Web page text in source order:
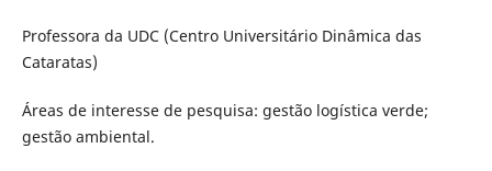
Professora da UDC (Centro Universitário Dinâmica das
Cataratas)
Áreas de interesse de pesquisa: gestão logística verde;
gestão ambiental.